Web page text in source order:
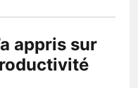
appris sur